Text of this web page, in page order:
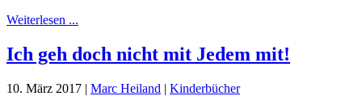
Weiterlesen ...
Ich geh doch nicht mit Jedem mit!
10. März 2017 | Marc Heiland | Kinderbücher